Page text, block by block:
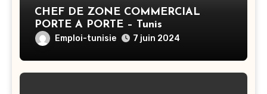
CHEF DE ZONE COMMERCIAL
PORTE A PORTE – Tunis
Emploi-tunisie 7 juin 2024